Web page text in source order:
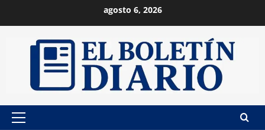
al
contenido
agosto 6, 2026
Menú